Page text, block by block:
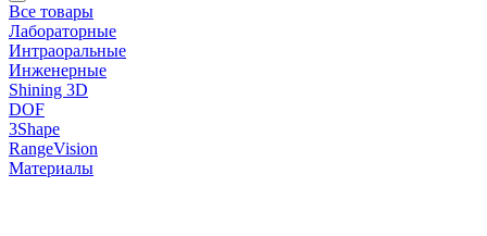
Все товары
Лабораторные
Интраоральные
Инженерные
Shining 3D
DOF
3Shape
RangeVision
Материалы